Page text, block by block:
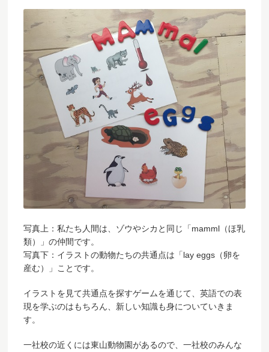
写真上：私たち人間は、ゾウやシカと同じ「mamml（ほ乳
類）」の仲間です。
写真下：イラストの動物たちの共通点は「lay eggs（卵を
産む）」ことです。
イラストを見て共通点を探すゲームを通じて、英語での表
現を学ぶのはもちろん、新しい知識も身についていきま
す。
一社校の近くには東山動物園があるので、一社校のみんな